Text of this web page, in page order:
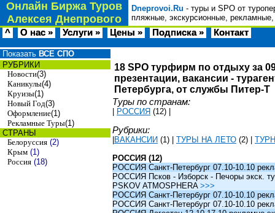
Онлайн Биржа Туров
Алексея Днепрового
Dneprovoi.Ru - туры и SPO от
пляжные, экскурсионные,
^ О нас » Услуги » Цены » Подписка » Контакт
Показать ВСЕ СПО
РУБРИКИ
Новости(3)
Каникулы(4)
Круизы(1)
Новый Год(3)
Оформление(1)
Рекламные Туры(1)
СТРАНЫ
Белоруссия (2)
Крым (1)
Россия (18)
18 SPO турфирм по отдыху за
презентации, вакансии -
Петербурга, от службы Питер-Т
Туры по странам:
РОССИЯ (12)
Рубрики:
ВАКАНСИИ (1) ТУРЫ НА ЛЕТО (2)
РОССИЯ (12)
РОССИЯ Санкт-Петербург 07.10-10.10
РОССИЯ Псков - Изборск - Печоры экск.
PSKOV ATMOSPHERA >>>
РОССИЯ Санкт-Петербург 07.10-10.10
РОССИЯ Санкт-Петербург 07.10-10.10